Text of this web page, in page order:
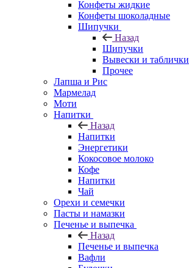
Конфеты жидкие
Конфеты шоколадные
Шипучки
Назад
Шипучки
Вывески и таблички
Прочее
Лапша и Рис
Мармелад
Моти
Напитки
Назад
Напитки
Энергетики
Кокосовое молоко
Кофе
Напитки
Чай
Орехи и семечки
Пасты и намазки
Печенье и выпечка
Назад
Печенье и выпечка
Вафли